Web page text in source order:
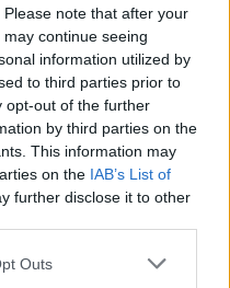
note that after your
continue seeing
information utilized by
to third parties prior to
opt-out of the further
by third parties on the
This information may
on the IAB’s List of
further disclose it to other
one or more Google
Outs
την καμπίνα μετά
ξανά κατά την
πιθανώς λόγω των
στις διαδρομές
από τα
παρατηρήθηκε και στα
τον μαύρο άνθρακα ή
επίσης